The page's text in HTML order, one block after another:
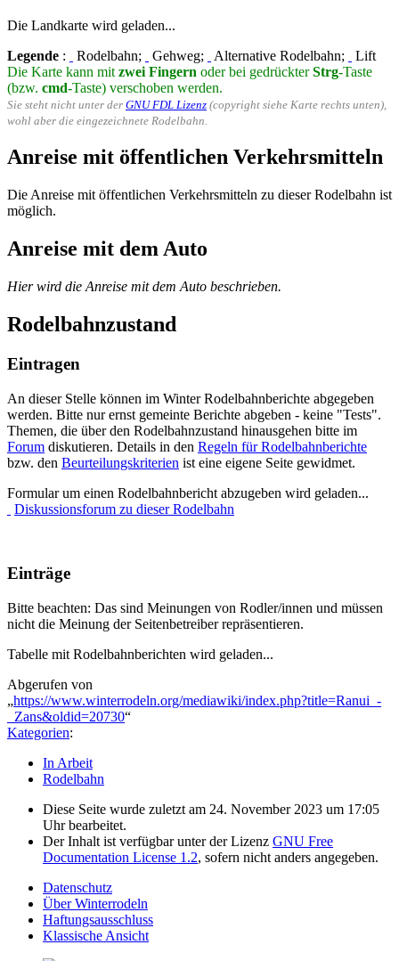
Die Landkarte wird geladen...
Legende : Rodelbahn; Gehweg; Alternative Rodelbahn;
Lift
Die Karte kann mit zwei Fingern oder bei gedrückterStrg-Taste
(bzw. cmd-Taste) verschoben werden.
Sie steht nicht unter der GNU FDL Lizenz (copyright siehe Karte rechts unten),
wohl aber die eingezeichnete Rodelbahn.
Anreise mit öffentlichen Verkehrsmitteln
Die Anreise mit öffentlichen Verkehrsmitteln zu dieser Rodelbahn ist
möglich.
Anreise mit dem Auto
Hier wird die Anreise mit dem Auto beschrieben.
Rodelbahnzustand
Eintragen
An dieser Stelle können im Winter Rodelbahnberichte abgegeben
werden. Bitte nur ernst gemeinte Berichte abgeben - keine "Tests".
Themen, die über den Rodelbahnzustand hinausgehen bitte im
Forum diskutieren. Details in den Regeln für Rodelbahnberichte
bzw. den Beurteilungskriterien ist eine eigene Seite gewidmet.
Formular um einen Rodelbahnbericht abzugeben wird geladen...
Diskussionsforum zu dieser Rodelbahn
Einträge
Bitte beachten: Das sind Meinungen von Rodler/innen und müssen
nicht die Meinung der Seitenbetreiber repräsentieren.
Tabelle mit Rodelbahnberichten wird geladen...
Abgerufen von
„https://www.winterrodeln.org/mediawiki/index.php?title=Ranui_-
_Zans&oldid=20730“
Kategorien:
In Arbeit
Rodelbahn
Diese Seite wurde zuletzt am 24. November 2023 um 17:05
Uhr bearbeitet.
Der Inhalt ist verfügbar unter der Lizenz GNU Free
Documentation License 1.2, sofern nicht anders angegeben.
Datenschutz
Über Winterrodeln
Haftungsausschluss
Klassische Ansicht